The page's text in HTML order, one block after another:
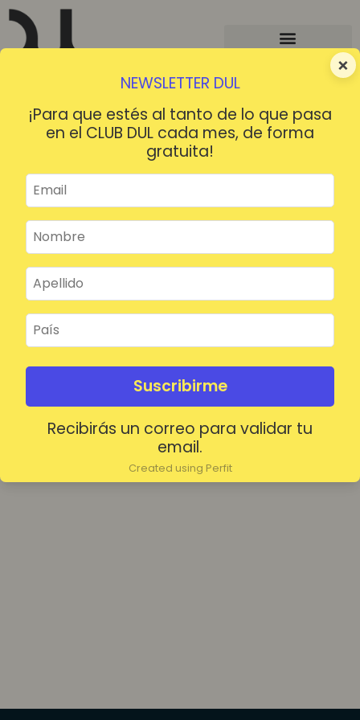
×
NEWSLETTER DUL
¡Para que estés al tanto de lo que pasa
en el CLUB DUL cada mes, de forma
gratuita!
Suscribirme
Recibirás un correo para validar tu
email.
Created using Perfit
¡HOLA!
Mantenerme conectado
Acceder